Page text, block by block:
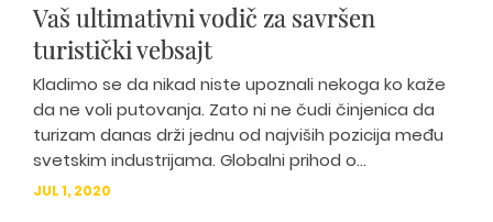
Vaš ultimativni vodič za savršen
turistički vebsajt
Kladimo se da nikad niste upoznali nekoga ko kaže
da ne voli putovanja. Zato ni ne čudi činjenica da
turizam danas drži jednu od najviših pozicija među
svetskim industrijama. Globalni prihod o...
JUL 1, 2020